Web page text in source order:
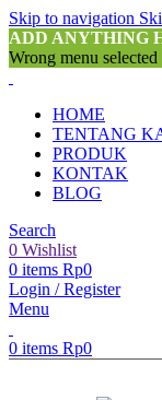
Skip to navigation
ADD ANYTHING
Wrong menu selected
HOME
TENTANG
PRODUK
KONTAK
BLOG
Search
0 Wishlist
0 items Rp0
Login / Register
Menu
0 items Rp0